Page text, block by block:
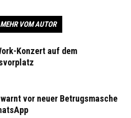
MEHR VOM AUTOR
Konzert auf dem
vor neuer Betrugsmasche